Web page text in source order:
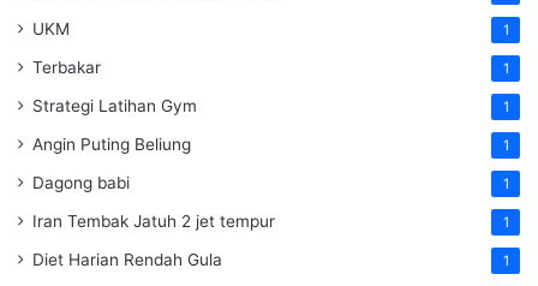
UKM 1
Terbakar 1
Strategi Latihan Gym 1
Angin Puting Beliung 1
Dagong babi 1
Iran Tembak Jatuh 2 jet tempur 1
Diet Harian Rendah Gula 1